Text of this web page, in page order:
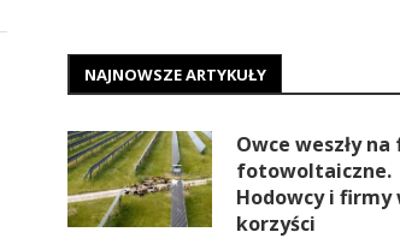
NAJNOWSZE ARTYKUŁY
Owce weszły
fotowoltaiczne.
Hodowcy i firmy
korzyści